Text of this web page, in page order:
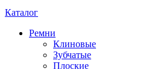
Каталог
Ремни
Клиновые
Зубчатые
Плоские